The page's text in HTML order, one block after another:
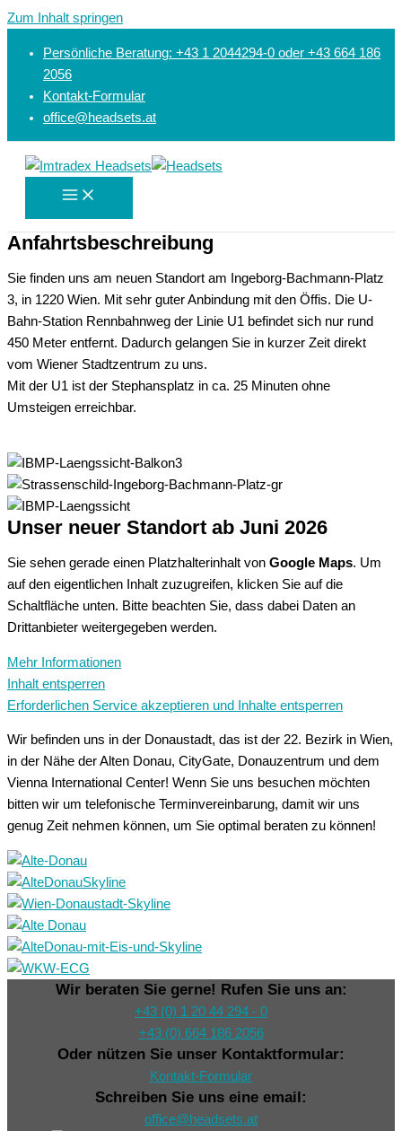
Zum Inhalt springen
Persönliche Beratung: +43 1 2044294-0 oder +43 664 186
2056
Kontakt-Formular
office@headsets.at
Anfahrtsbeschreibung
Sie finden uns am neuen Standort am Ingeborg-Bachmann-Platz
3, in 1220 Wien. Mit sehr guter Anbindung mit den Öffis. Die U-
Bahn-Station Rennbahnweg der Linie U1 befindet sich nur rund
450 Meter entfernt. Dadurch gelangen Sie in kurzer Zeit direkt
vom Wiener Stadtzentrum zu uns.
Mit der U1 ist der Stephansplatz in ca. 25 Minuten ohne
Umsteigen erreichbar.
Unser neuer Standort ab Juni 2026
Sie sehen gerade einen Platzhalterinhalt von Google Maps. Um
auf den eigentlichen Inhalt zuzugreifen, klicken Sie auf die
Schaltfläche unten. Bitte beachten Sie, dass dabei Daten an
Drittanbieter weitergegeben werden.
Mehr Informationen
Inhalt entsperren
Erforderlichen Service akzeptieren und Inhalte entsperren
Wir befinden uns in der Donaustadt, das ist der 22. Bezirk in Wien,
in der Nähe der Alten Donau, CityGate, Donauzentrum und dem
Vienna International Center! Wenn Sie uns besuchen möchten
bitten wir um telefonische Terminvereinbarung, damit wir uns
genug Zeit nehmen können, um Sie optimal beraten zu können!
Wir beraten Sie gerne! Rufen Sie uns an:
+43 (0) 1 20 44 294 - 0
+43 (0) 664 186 2056
Oder nützen Sie unser Kontaktformular:
Kontakt-Formular
Schreiben Sie uns eine email:
office@headsets.at